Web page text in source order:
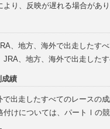
より、反映が遅れる場合があ
、地方、海外で出走したす
JRA、地方、海外で出走した
成績
で出走したすべてのレースの
付けについては、パートⅠの